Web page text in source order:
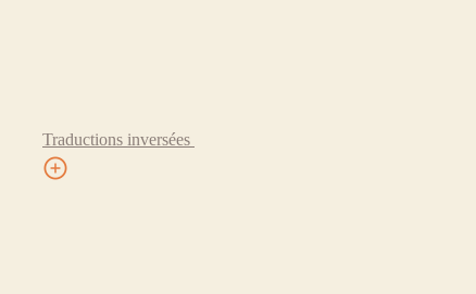
Traductions inversées